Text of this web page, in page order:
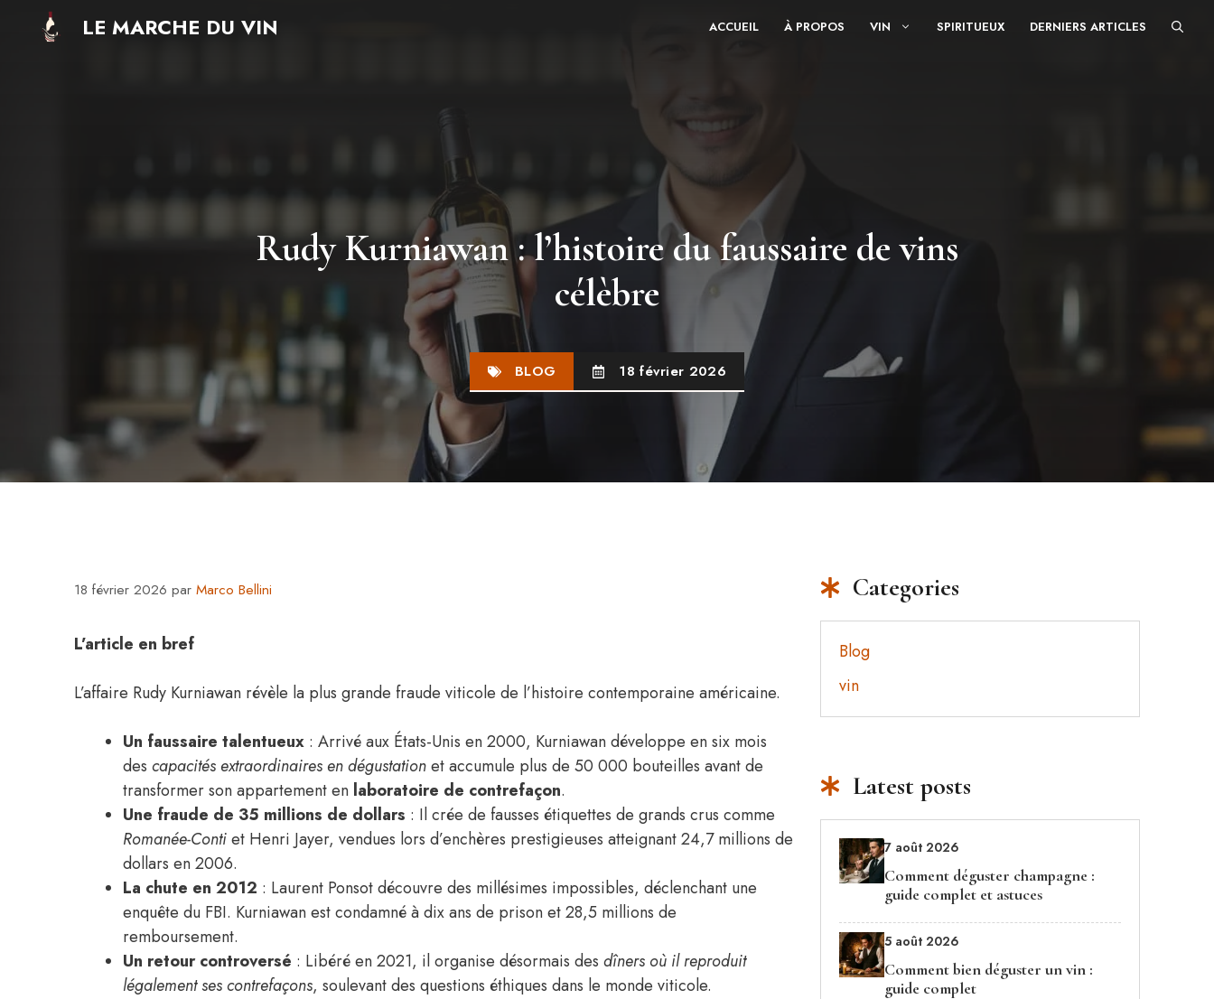
LE MARCHE DU VIN ACCUEIL À PROPOS VIN SPIRITUEUX DERNIERS ARTICLES
Rudy Kurniawan : l’histoire du faussaire de vins
célèbre
BLOG 18 février 2026
18 février 2026 par Marco Bellini
L’article en bref
L’affaire Rudy Kurniawan révèle la plus grande fraude viticole de l’histoire contemporaine américaine.
Un faussaire talentueux : Arrivé aux États-Unis en 2000, Kurniawan développe en six mois
des capacités extraordinaires en dégustationet accumule plus de 50 000 bouteilles avant de
transformer son appartement en laboratoire de contrefaçon.
Une fraude de 35 millions de dollars : Il crée de fausses étiquettes de grands crus comme
Romanée-Contiet Henri Jayer, vendues lors d’enchères prestigieuses atteignant 24,7 millions de
dollars en 2006.
La chute en 2012 : Laurent Ponsot découvre des millésimes impossibles, déclenchant une
enquête du FBI. Kurniawan est condamné à dix ans de prison et 28,5 millions de
remboursement.
Un retour controversé : Libéré en 2021, il organise désormais des dîners où il reproduit
légalement ses contrefaçons, soulevant des questions éthiques dans le monde viticole.
Categories
Blog
vin
Latest posts
7 août 2026
Comment déguster champagne :
guide complet et astuces
5 août 2026
Comment bien déguster un vin :
guide complet